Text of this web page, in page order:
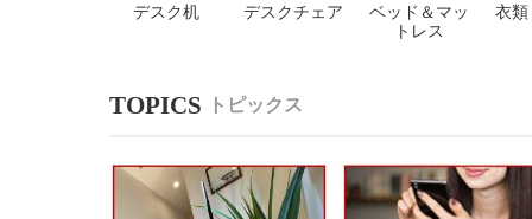
デスク机 デスクチェア
ベッド＆マッ
トレス
衣
トピックス